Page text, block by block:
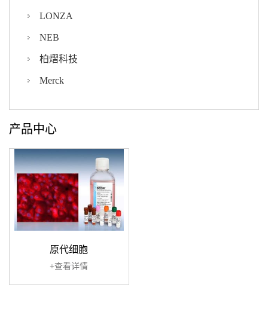
LONZA
NEB
柏熠科技
Merck
产品中心
原代细胞
+查看详情